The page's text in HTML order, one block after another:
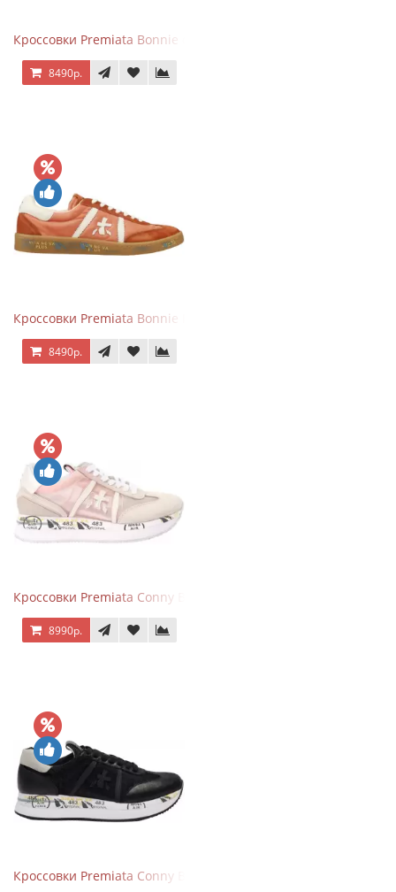
Кроссовки Premiata Bonnie серо-голубые
8490р.
Кроссовки Premiata Bonnie Brick Orange
8490р.
Кроссовки Premiata Conny Beige Pink
8990р.
Кроссовки Premiata Conny Black